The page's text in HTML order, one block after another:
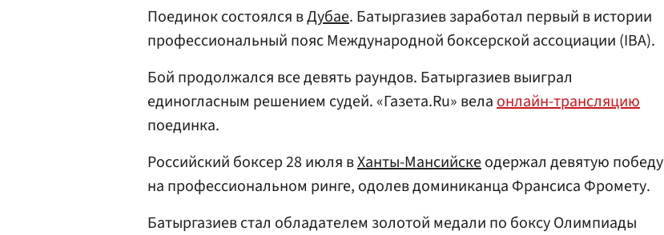
Поединок состоялся вДубае. Батыргазиев заработал первый в истории
профессиональный пояс Международной боксерской ассоциации (IBA).
Бой продолжался все девять раундов. Батыргазиев выиграл
единогласным решением судей. «Газета.Ru» велаонлайн-трансляцию
поединка.
Российский боксер 28 июля вХанты-Мансийскеодержал девятую победу
на профессиональном ринге, одолев доминиканца Франсиса Фромету.
Батыргазиев стал обладателем золотой медали по боксу Олимпиады